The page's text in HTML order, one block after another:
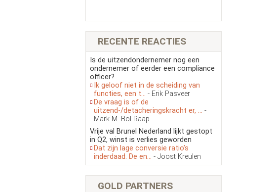
RECENTE REACTIES
Is de uitzendondernemer nog een
ondernemer of eerder een compliance
officer?
Ik geloof niet in de scheiding van
functies, een t... - Erik Pasveer
De vraag is of de
uitzend-/detacheringskracht er, ... -
Mark M. Bol Raap
Vrije val Brunel Nederland lijkt gestopt
in Q2, winst is verlies geworden
Dat zijn lage conversie ratio’s
inderdaad. De en... - Joost Kreulen
GOLD PARTNERS